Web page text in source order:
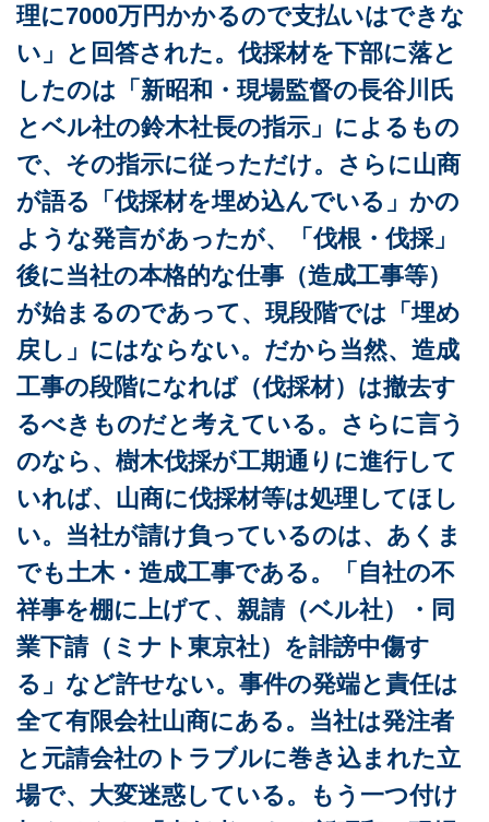
理に7000万円かかるので支払いはできな
い」と回答された。伐採材を下部に落と
したのは「新昭和・現場監督の長谷川氏
とベル社の鈴木社長の指示」によるもの
で、その指示に従っただけ。さらに山商
が語る「伐採材を埋め込んでいる」かの
ような発言があったが、「伐根・伐採」
後に当社の本格的な仕事（造成工事等）
が始まるのであって、現段階では「埋め
戻し」にはならない。だから当然、造成
工事の段階になれば（伐採材）は撤去す
るべきものだと考えている。さらに言う
のなら、樹木伐採が工期通りに進行して
いれば、山商に伐採材等は処理してほし
い。当社が請け負っているのは、あくま
でも土木・造成工事である。「自社の不
祥事を棚に上げて、親請（ベル社）・同
業下請（ミナト東京社）を誹謗中傷す
る」など許せない。事件の発端と責任は
全て有限会社山商にある。当社は発注者
と元請会社のトラブルに巻き込まれた立
場で、大変迷惑している。もう一つ付け